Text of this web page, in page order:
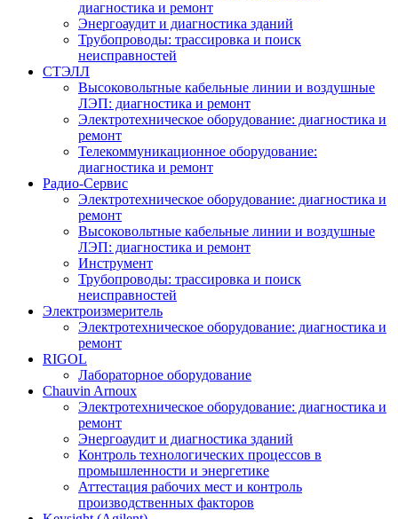
диагностика и ремонт
Энергоаудит и диагностика зданий
Трубопроводы: трассировка и поиск
неисправностей
СТЭЛЛ
Высоковольтные кабельные линии и воздушные
ЛЭП: диагностика и ремонт
Электротехническое оборудование: диагностика и
ремонт
Телекоммуникационное оборудование:
диагностика и ремонт
Радио-Cервис
Электротехническое оборудование: диагностика и
ремонт
Высоковольтные кабельные линии и воздушные
ЛЭП: диагностика и ремонт
Инструмент
Трубопроводы: трассировка и поиск
неисправностей
Электроизмеритель
Электротехническое оборудование: диагностика и
ремонт
RIGOL
Лабораторное оборудование
Chauvin Arnoux
Электротехническое оборудование: диагностика и
ремонт
Энергоаудит и диагностика зданий
Контроль технологических процессов в
промышленности и энергетике
Аттестация рабочих мест и контроль
производственных факторов